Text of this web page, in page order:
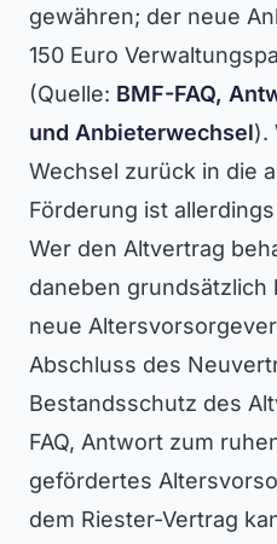
gewähren; der neue
150 Euro
(Quelle: BMF-FAQ,
und Anbieterwechsel).
Wechsel zurück in die
Förderung ist
Wer den Altvertrag
daneben
neue
Abschluss des
Bestandsschutz des
FAQ, Antwort zum
gefördertes
dem Riester-Vertrag